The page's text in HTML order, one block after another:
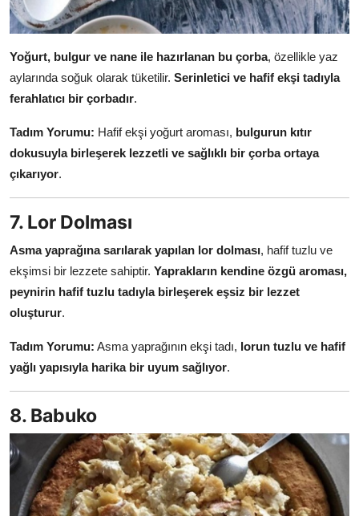
Yoğurt, bulgur ve nane ile hazırlanan bu çorba, özellikle yaz
aylarında soğuk olarak tüketilir. Serinletici ve hafif ekşi tadıyla
ferahlatıcı bir çorbadır.
Tadım Yorumu: Hafif ekşi yoğurt aroması, bulgurun kıtır
dokusuyla birleşerek lezzetli ve sağlıklı bir çorba ortaya
çıkarıyor.
7. Lor Dolması
Asma yaprağına sarılarak yapılan lor dolması, hafif tuzlu ve
ekşimsi bir lezzete sahiptir. Yaprakların kendine özgü aroması,
peynirin hafif tuzlu tadıyla birleşerek eşsiz bir lezzet
oluşturur.
Tadım Yorumu: Asma yaprağının ekşi tadı, lorun tuzlu ve hafif
yağlı yapısıyla harika bir uyum sağlıyor.
8. Babuko